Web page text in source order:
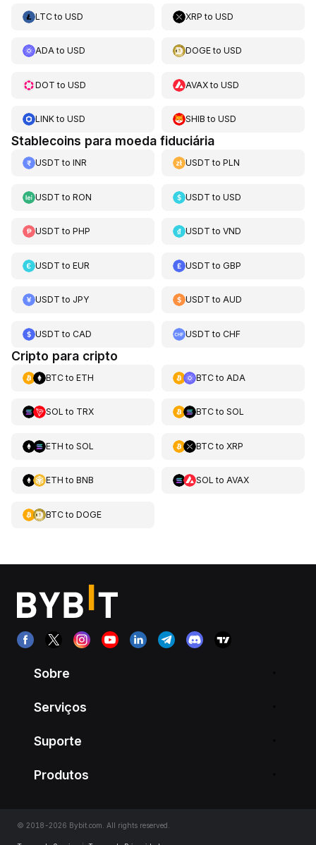
LTCto USD XRP toUSD
ADAto USD DOGEtoUSD
DOT to USD AVAXtoUSD
LINKto USD SHIB toUSD
Stablecoins para moeda fiduciária
USDT to INR USDT toPLN
USDT to RON USDT toUSD
USDT to PHP USDT toVND
USDT to EUR USDT toGBP
USDT to JPY USDT toAUD
USDT to CAD USDT toCHF
Cripto para cripto
BTCto ETH BTCto ADA
SOL to TRX BTCto SOL
ETH to SOL BTCto XRP
ETH to BNB SOL to AVAX
BTCto DOGE
Sobre
Serviços
Suporte
Produtos
© 2018-2026 Bybit.com. All rights reserved.